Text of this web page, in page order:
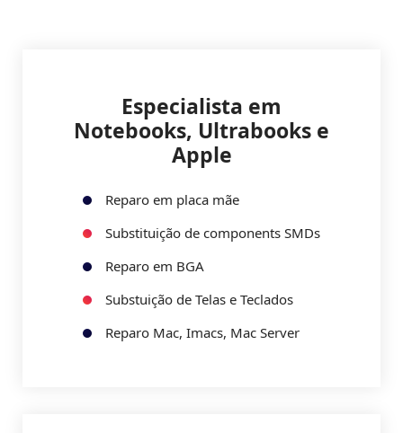
Especialista em
Notebooks, Ultrabooks e
Apple
Reparo em placa mãe
Substituição de components SMDs
Reparo em BGA
Substuição de Telas e Teclados
Reparo Mac, Imacs, Mac Server